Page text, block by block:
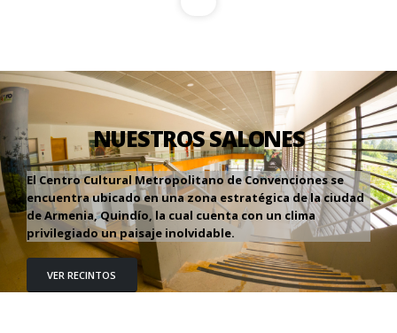
NUESTROS SALONES
El Centro Cultural Metropolitano de Convenciones se
encuentra ubicado en una zona estratégica de la ciudad
de Armenia, Quindío, la cual cuenta con un clima
privilegiado un paisaje inolvidable.
VER RECINTOS